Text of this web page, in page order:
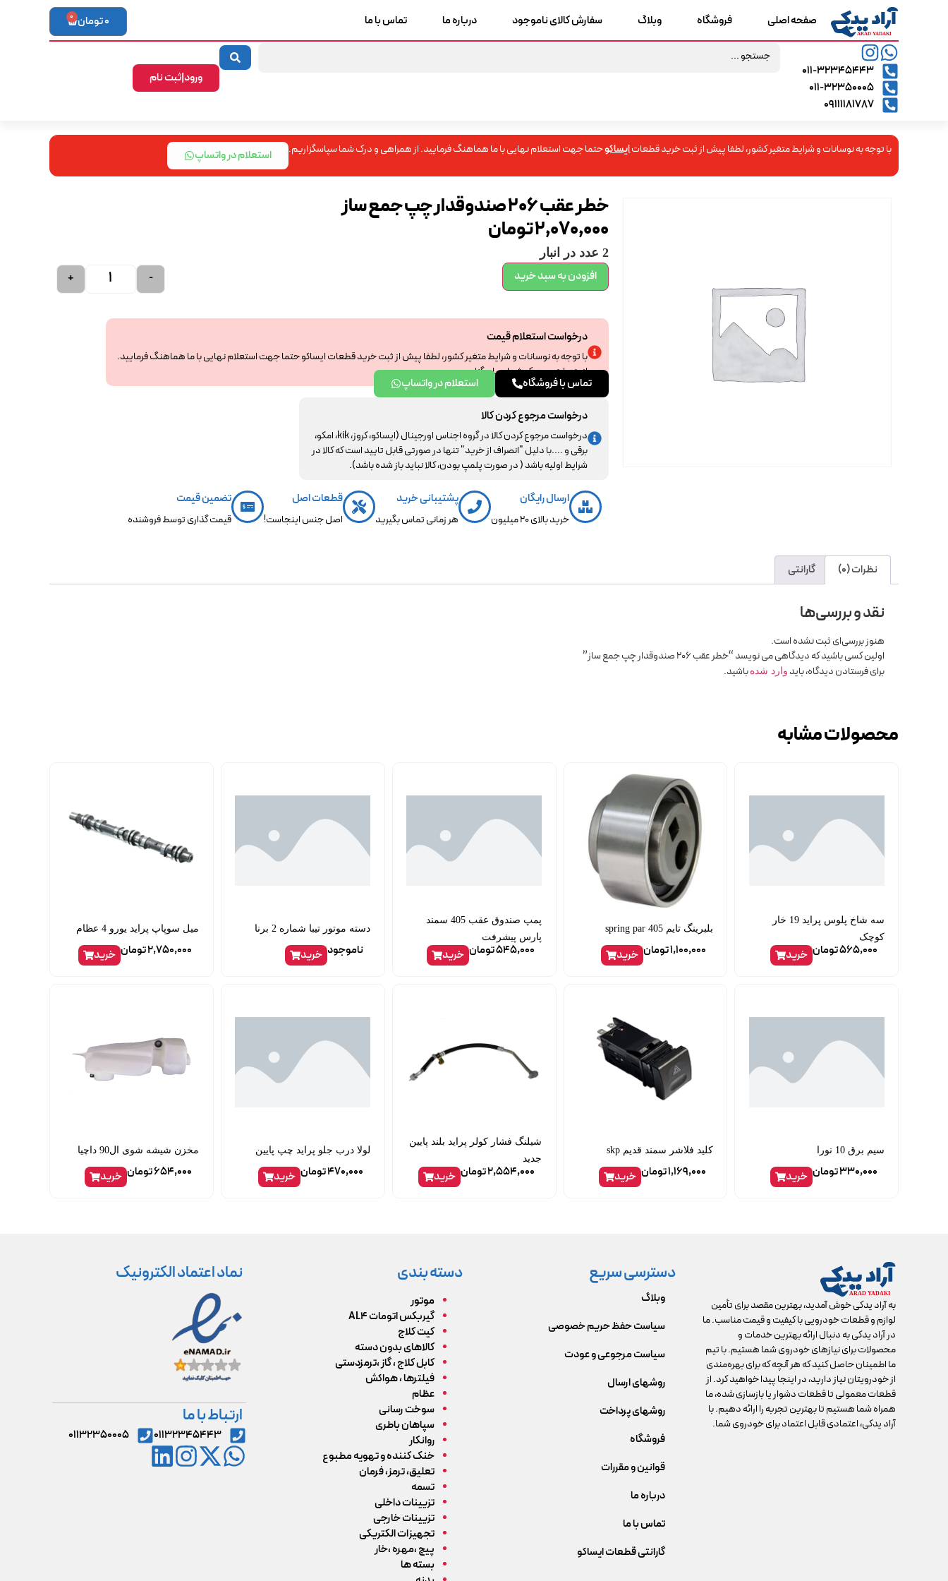
۰۱۱-۳۲۳۴۵۴۴۳
۰۱۱-۳۲۳۵۰۰۰۵
09111181787
ورود|ثبت نام
صفحه اصلی فروشگاه وبلاگ سفارش کالای ناموجود درباره ما تماس با ما 0تومان 0
با توجه به نوسانات و شرایط متغیر کشور، لطفا پیش از ثبت خرید قطعاتایساکوحتما جهت استعلام نهایی با ما هماهنگ فرمایید. از همراهی و درک شما سپاسگزاریم. استعلام در واتساپ
خطر عقب 206 صندوقدار چپ جمع ساز
2,070,000تومان
2 عدد در انبار
-
+ افزودن به سبد خرید
درخواست استعلام قیمت
با توجه به نوسانات و شرایط متغیر کشور، لطفا پیش از ثبت خرید قطعات ایساکو حتما جهت استعلام نهایی با ما هماهنگ فرمایید.
از همراهی و درک شما سپاسگزاریم.
تماس با فروشگاه
استعلام در واتساپ
درخواست مرجوع کردن کالا
درخواست مرجوع کردن کالا در گروه اجناس اورجینال (ایساکو، کروز، kik، امکو،
برقی و ....با دلیل "انصراف از خرید" تنها در صورتی قابل تایید است که کالا در
شرایط اولیه باشد ( در صورت پلمپ بودن، کالا نباید باز شده باشد).
ارسال رایگان
خرید بالای 20 میلیون
پشتیبانی خرید
هر زمانی تماس بگیرید
قطعات اصل
اصل جنس اینجاست!
تضمین قیمت
قیمت گذاری توسط فروشنده
نظرات (0) گارانتی
نقد و بررسی‌ها
هنوز بررسی‌ای ثبت نشده است.
اولین کسی باشید که دیدگاهی می نویسد “خطر عقب 206 صندوقدار چپ جمع ساز”
برای فرستادن دیدگاه، باید وارد شده باشید.
محصولات مشابه
سه شاخ پلوس پراید 19 خار
کوچک
565,000تومان خرید
بلبرینگ تایم 405 spring par
1,100,000تومان خرید
پمپ صندوق عقب 405 سمند
پارس پیشرفت
545,000تومان خرید
دسته موتور تیبا شماره 2 برنا
ناموجود خرید
میل سوپاپ پراید یورو 4 عظام
2,750,000تومان خرید
سیم برق 10 نورا
330,000تومان خرید
کلید فلاشر سمند قدیم skp
1,169,000تومان خرید
شیلنگ فشار کولر پراید بلند پایین
جدید
2,554,000تومان خرید
لولا درب جلو پراید چپ پایین
470,000تومان خرید
مخزن شیشه شوی ال90 داچیا
654,000تومان خرید
به آراد یدکی خوش آمدید، بهترین مقصد برای تأمین
لوازم و قطعات خودرویی با کیفیت و قیمت مناسب. ما
در آراد یدکی به دنبال ارائه بهترین خدمات و
محصولات برای نیازهای خودروی شما هستیم. با تیم
ما اطمینان حاصل کنید که هر آنچه که برای بهره‌مندی
از خودرویتان نیاز دارید، در اینجا پیدا خواهید کرد. از
قطعات معمولی تا قطعات دشوار یا بازسازی شده، ما
همراه شما هستیم تا بهترین تجربه را ارائه دهیم. با
آراد یدکی، اعتمادی قابل اعتماد برای خودروی شما.
دسترسی سریع
وبلاگ
سیاست حفظ حریم خصوصی
سیاست مرجوعی و عودت
روشهای ارسال
روشهای پرداخت
فروشگاه
قوانین و مقررات
درباره ما
تماس با ما
گارانتی قطعات ایساکو
دسته بندی
موتور
گیربکس اتومات AL4
کیت کلاج
کالاهای بدون دسته
کابل کلاج ، گاز ،ترمزدستی
فیلترها ، هواکش
عظام
سوخت رسانی
سپاهان باطری
روانکار
خنک کننده و تهویه مطبوع
تعلیق، ترمز، فرمان
تسمه
تزیینات داخلی
تزیینات خارجی
تجهیزات الکتریکی
پیچ ،مهره ،خار
بسته ها
نماد اعتماد الکترونیک
ارتباط با ما
۰۱۱۳۲۳۴۵۴۴۳ ۰۱۱۳۲۳۵۰۰۰۵